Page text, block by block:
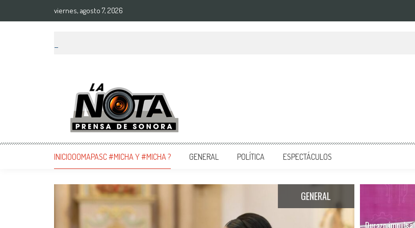
viernes, agosto 7, 2026
La Nota Prensa De Sonora
Noticias del día
INICIOOOMAPASC #MICHA Y #MICHA ? GENERAL POLÍTICA ESPECTÁCULOS
GENERAL
Durazo